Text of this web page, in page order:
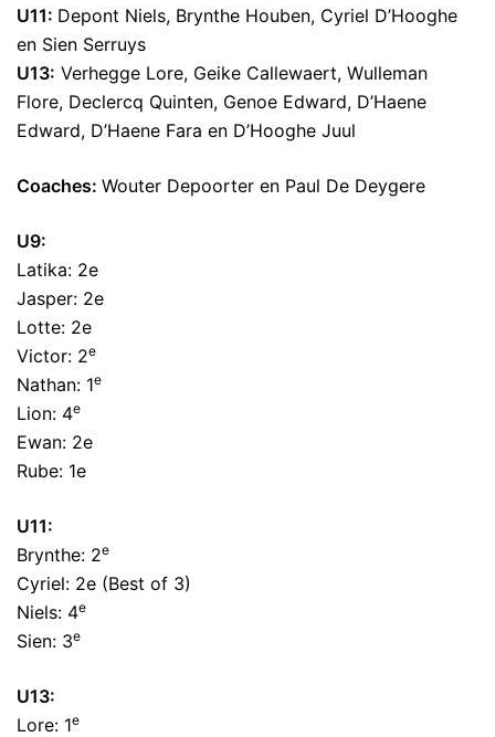
U11: Depont Niels, Brynthe Houben, Cyriel D’Hooghe
en Sien Serruys
U13: Verhegge Lore, Geike Callewaert, Wulleman
Flore, Declercq Quinten, Genoe Edward, D’Haene
Edward, D’Haene Fara en D’Hooghe Juul
Coaches: Wouter Depoorter en Paul De Deygere
U9:
Latika: 2e
Jasper: 2e
Lotte: 2e
Victor: 2e
Nathan: 1e
Lion: 4e
Ewan: 2e
Rube: 1e
U11:
Brynthe: 2e
Cyriel: 2e (Best of 3)
Niels: 4e
Sien: 3e
U13:
Lore: 1e